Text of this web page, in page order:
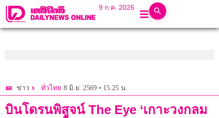
9 ก.ค. 2026
ข่าว ทั่วไทย 8 มิ.ย. 2569 • 15:25 น.
บินโดรนพิสูจน์ The Eye ‘เกาะวงกลม